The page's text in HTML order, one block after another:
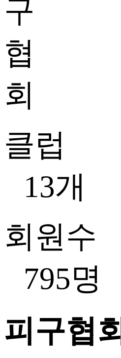
클럽
13개
회원수
795명
피구협회